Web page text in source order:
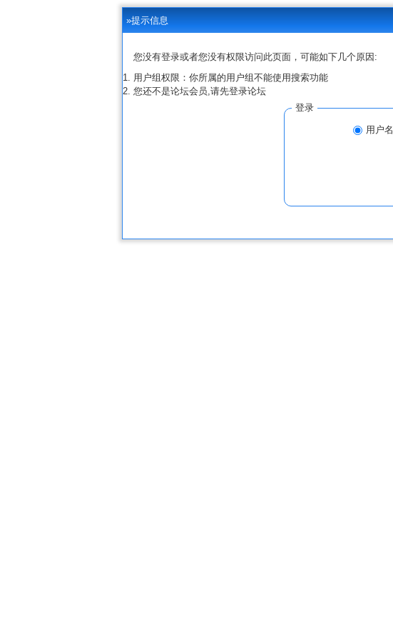
»提示信息
您没有登录或者您没有权限访问此页面，可能如下几个原因:
用户组权限：你所属的用户组不能使用搜索功能
您还不是论坛会员,请先登录论坛
登录
用户名